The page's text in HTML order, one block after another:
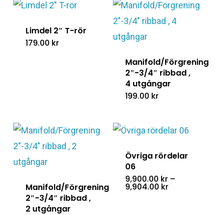
Limdel 2″ T-rör
179.00 kr
Manifold/Förgrening
2″-3/4″ ribbad ,
4 utgångar
199.00 kr
Manifold/Förgrening
2″-3/4″ ribbad ,
2 utgångar
Övriga rördelar
06
9,900.00 kr –
9,904.00 krPrisintervall: